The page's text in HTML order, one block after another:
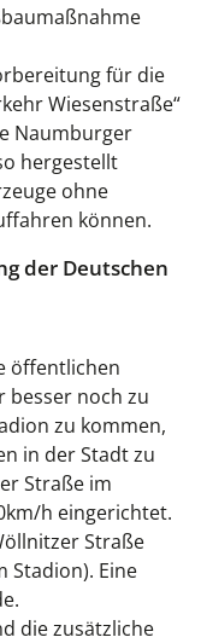
für die
Wiesenstraße“
Naumburger
hergestellt
ohne
können.
der Deutschen
öffentlichen
besser noch zu
zu kommen,
in der Stadt zu
Straße im
h eingerichtet.
Straße
Stadion). Eine
die zusätzliche